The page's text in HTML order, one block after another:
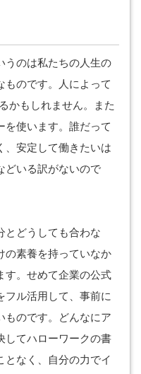
うのは私たちの人生の
ものです。人によって
かもしれません。また
を使います。誰だって
、安定して働きたいは
どいる訳がないので
とどうしても合わな
の素養を持っていなか
す。せめて企業の公式
フル活用して、事前に
ものです。どんなにア
してハローワークの書
となく、自分の力でイ